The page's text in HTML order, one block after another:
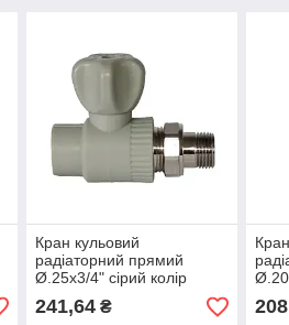
Кран кульовий
радіаторний прямий
Ø.25x3/4" сірий колір
(5/50шт) ASCO®
241,64₴
(10/